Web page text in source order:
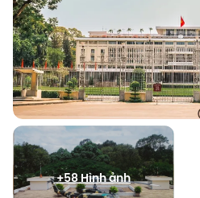
+58 Hình ảnh